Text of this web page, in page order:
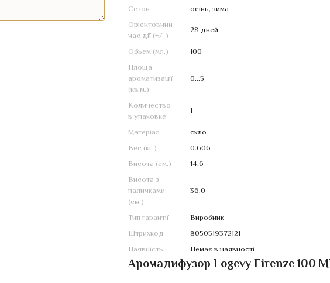
Сезон
осінь, зима
Орієнтовний
час дії (+/-)
28 дней
Обьем (мл.)
100
Площа
ароматизації
(кв.м.)
0...5
Количество
в упаковке
1
Матеріал
скло
Вес (кг.)
0.606
Висота (см.)
14.6
Висота з
паличками
(см.)
36.0
Тип гарантії
Виробник
Штрихкод
8050519372121
Наявність
Немає в наявності
Аромадифузор Logevy Firenze 100